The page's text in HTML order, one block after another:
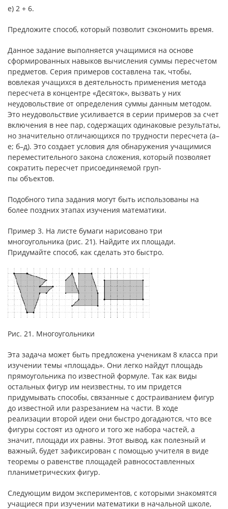
е) 2 + 6.
Предложите способ, который позволит сэкономить время.
Данное задание выполняется учащимися на основе
сформированных навыков вычисления суммы пересчетом
предметов. Серия примеров составлена так, чтобы,
вовлекая учащихся в деятельность применения метода
пересчета в концентре «Десяток», вызвать у них
неудовольствие от определения суммы данным методом.
Это неудовольствие усиливается в серии примеров за счет
включения в нее пар, содержащих одинаковые результаты,
но значительно отличающихся по трудности пересчета (a–
e; б–д). Это создает условия для обнаружения учащимися
переместительного закона сложения, который позволяет
сократить пересчет присоединяемой груп-
пы объектов.
Подобного типа задания могут быть использованы на
более поздних этапах изучения математики.
Пример 3. На листе бумаги нарисовано три
многоугольника (рис. 21). Найдите их площади.
Придумайте способ, как сделать это быстро.
Рис. 21. Многоугольники
Эта задача может быть предложена ученикам 8 класса при
изучении темы «площадь». Они легко найдут площадь
прямоугольника по известной формуле. Так как виды
остальных фигур им неизвестны, то им придется
придумывать способы, связанные с достраиванием фигур
до известной или разрезанием на части. В ходе
реализации второй идеи они быстро догадаются, что все
фигуры состоят из одного и того же набора частей, а
значит, площади их равны. Этот вывод, как полезный и
важный, будет зафиксирован с помощью учителя в виде
теоремы о равенстве площадей равносоставленных
планиметрических фигур.
Следующим видом экспериментов, с которыми знакомятся
учащиеся при изучении математики в начальной школе,